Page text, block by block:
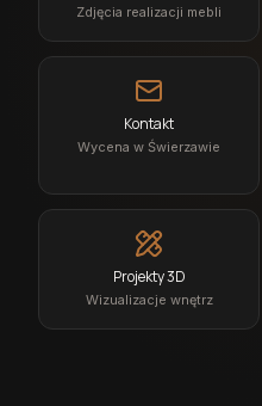
Zdjęcia realizacji mebli
Kontakt
Wycena w Świerzawie
Projekty 3D
Wizualizacje wnętrz